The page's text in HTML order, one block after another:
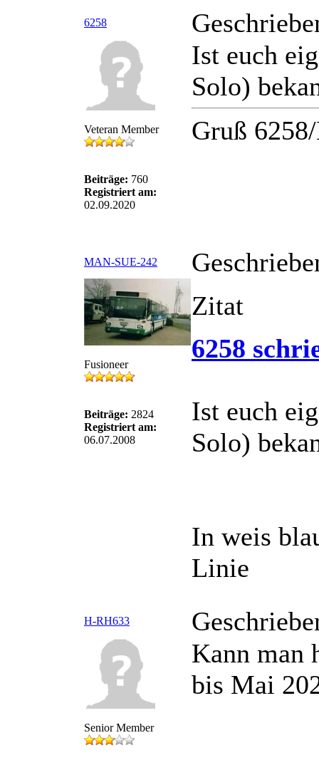
6258
Veteran Member
Beiträge: 760
Registriert am:
02.09.2020
Ist euch
Solo)
Gruß
MAN-SUE-242
Fusioneer
Beiträge: 2824
Registriert am:
06.07.2008
Zitat
6258
Ist euch
Solo)
In weis
Linie
H-RH633
Senior Member
Kann man
bis Mai